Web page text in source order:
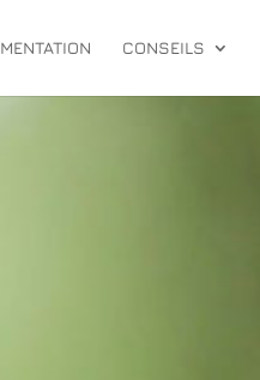
CONSEILS